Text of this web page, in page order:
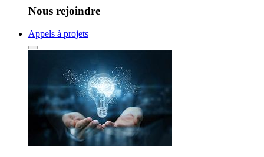
Nous rejoindre
Appels à projets